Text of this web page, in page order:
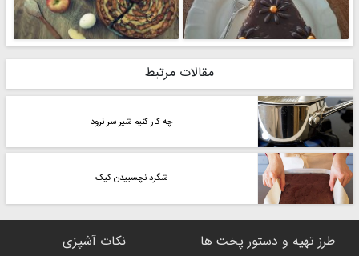
مقالات مرتبط
چه کار کنیم شیر سر نرود
شگرد نچسبیدن کیک
طرز تهیه و دستور پخت ها نکات آشپزی